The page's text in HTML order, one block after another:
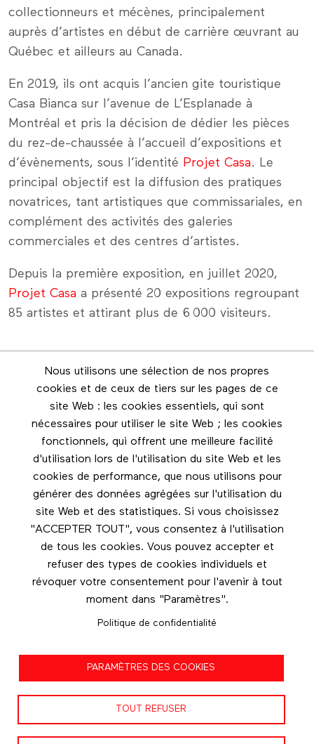
collectionneurs et mécènes, principalement
auprès d’artistes en début de carrière œuvrant au
Québec et ailleurs au Canada.
En 2019, ils ont acquis l’ancien gite touristique
Casa Bianca sur l’avenue de L’Esplanade à
Montréal et pris la décision de dédier les pièces
du rez-de-chaussée à l’accueil d’expositions et
d’évènements, sous l’identité Projet Casa. Le
principal objectif est la diffusion des pratiques
novatrices, tant artistiques que commissariales, en
complément des activités des galeries
commerciales et des centres d’artistes.
Depuis la première exposition, en juillet 2020,
Projet Casa a présenté 20 expositions regroupant
85 artistes et attirant plus de 6 000 visiteurs.
Nous utilisons une sélection de nos propres
cookies et de ceux de tiers sur les pages de ce
site Web : les cookies essentiels, qui sont
nécessaires pour utiliser le site Web ; les cookies
fonctionnels, qui offrent une meilleure facilité
d'utilisation lors de l'utilisation du site Web et les
cookies de performance, que nous utilisons pour
générer des données agrégées sur l'utilisation du
site Web et des statistiques. Si vous choisissez
"ACCEPTER TOUT", vous consentez à l'utilisation
de tous les cookies. Vous pouvez accepter et
refuser des types de cookies individuels et
révoquer votre consentement pour l'avenir à tout
moment dans "Paramètres".
Politique de confidentialité
PARAMÈTRES DES COOKIES
TOUT REFUSER
Infolettre
Restez en contact grâce à l'infolettre
Footer menu
Les éditions Esse
Instagram
Facebook
Nous contacter
Politique de confidentialité